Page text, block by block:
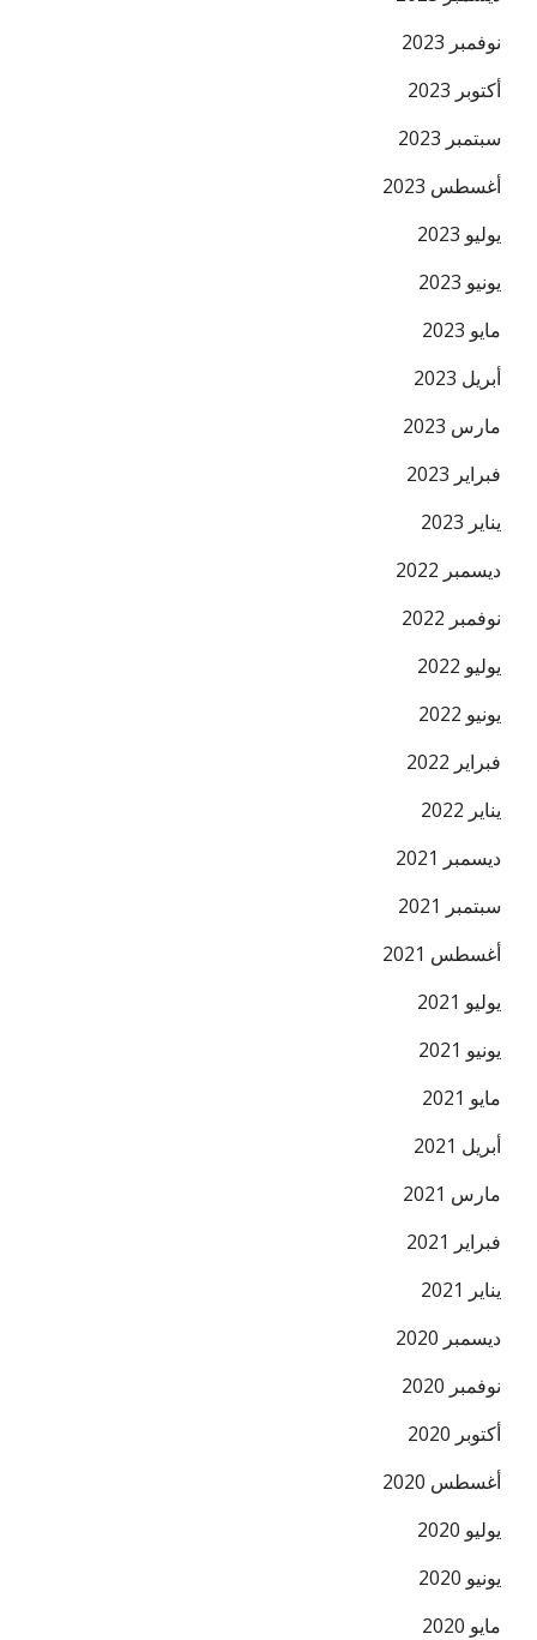
نوفمبر 2023
أكتوبر 2023
سبتمبر 2023
أغسطس 2023
يوليو 2023
يونيو 2023
مايو 2023
أبريل 2023
مارس 2023
فبراير 2023
يناير 2023
ديسمبر 2022
نوفمبر 2022
يوليو 2022
يونيو 2022
فبراير 2022
يناير 2022
ديسمبر 2021
سبتمبر 2021
أغسطس 2021
يوليو 2021
يونيو 2021
مايو 2021
أبريل 2021
مارس 2021
فبراير 2021
يناير 2021
ديسمبر 2020
نوفمبر 2020
أكتوبر 2020
أغسطس 2020
يوليو 2020
يونيو 2020
مايو 2020